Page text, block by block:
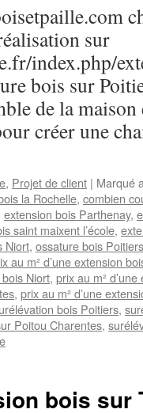
sur
index.php/
bois sur
de la
créer une
, Projet de client | Marqué
la Rochelle, combien
extension bois Parthenay,
saint maixent l’école,
Niort, ossature bois Poitiers
au m² d’une extension
Niort, prix au m²
, prix au m² d’une
bois Poitiers,
Poitou Charentes,
bois sur